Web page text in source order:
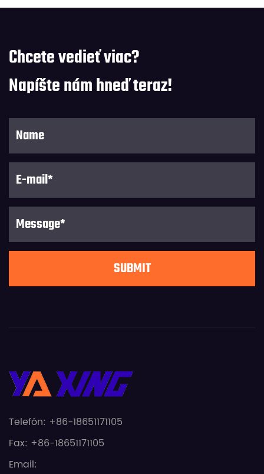
Chcete vedieť viac?
Napíšte nám hneď teraz!
Telefón: +86-18651171105
Fax: +86-18651171105
Email: